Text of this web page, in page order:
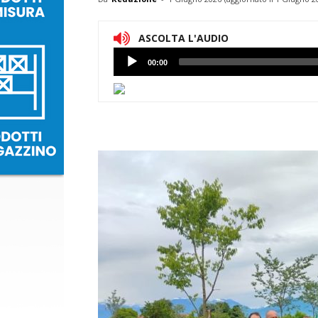
ASCOLTA L'AUDIO
Lettore
Audio
00:00